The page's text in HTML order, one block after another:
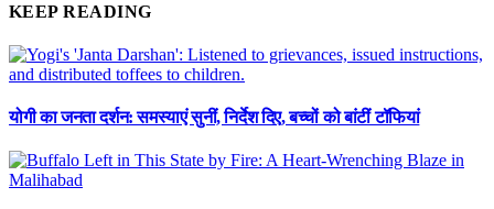
KEEP READING
योगी का जनता दर्शन: समस्याएं सुनीं, निर्देश दिए, बच्चों को बांटीं टॉफियां